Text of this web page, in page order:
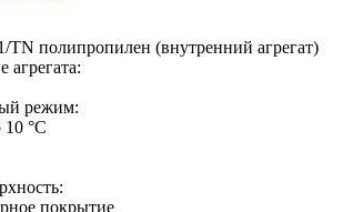
TN полипропилен (внутренний агрегат)
агрегата:
режим:
10 °С
покрытие